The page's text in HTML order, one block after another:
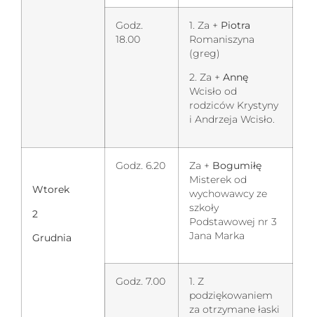
Godz.
18.00
1. Za + Piotra
Romaniszyna
(greg)
2. Za + Annę
Wcisło od
rodziców Krystyny
i Andrzeja Wcisło.
Wtorek
2
Grudnia
Godz. 6.20 Za + Bogumiłę
Misterek od
wychowawcy ze
szkoły
Podstawowej nr 3
Jana Marka
Godz. 7.00
1. Z
podziękowaniem
za otrzymane łaski